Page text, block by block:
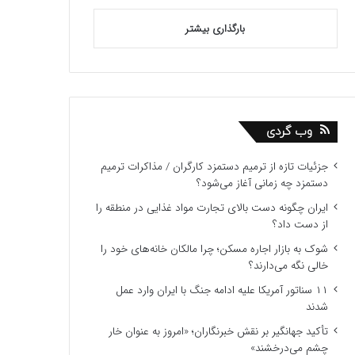
بارگذاری بیشتر
وب گردی
جزئیات تازه از ترمیم دستمزد کارگران / مذاکرات ترمیم
دستمزد چه زمانی آغاز می‌شود؟
ایران چگونه دست بالای تجارت مواد غذایی در منطقه را
از دست داد؟
شوک به بازار اجاره مسکن؛ چرا مالکان خانه‌های خود را
خالی نگه می‌دارند؟
۱۱ سناتور آمریکا علیه ادامه جنگ با ایران وارد عمل
شدند
تأکید جهانگیر بر نقش خبرنگاران؛ «امروز به عنوان خار
چشم می‌درخشند»